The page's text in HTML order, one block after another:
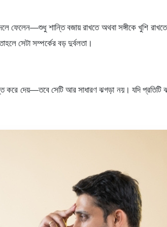
ফেলেন—শুধু শান্তি বজায় রাখতে অথবা সঙ্গীকে খুশি
সেটা সম্পর্কের বড় দুর্বলতা।
করে দেয়—তবে সেটি আর সাধারণ ঝগড়া নয়। যদি